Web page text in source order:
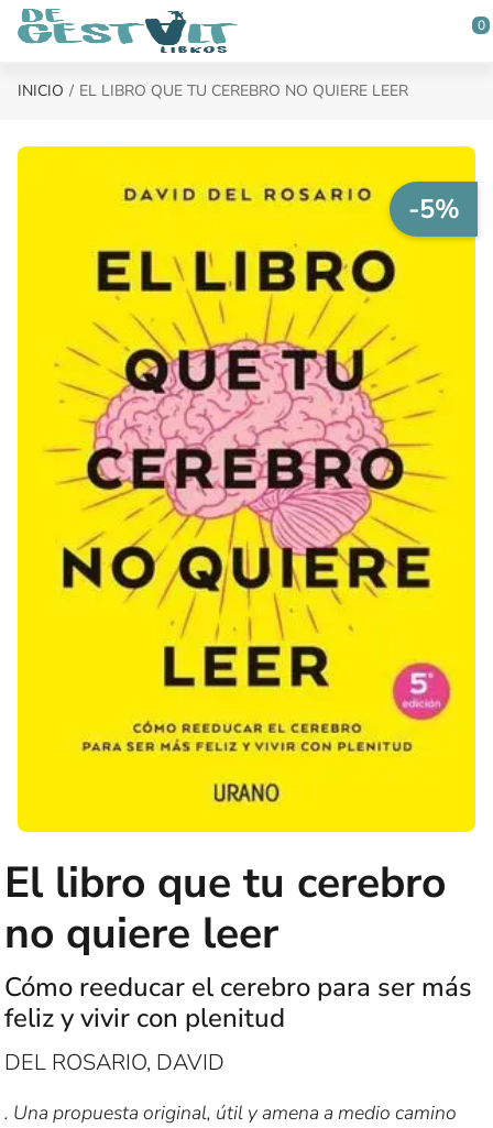
Saltar al contenido principal
0
INICIO EL LIBRO QUE TU CEREBRO NO QUIERE LEER
-5%
El libro que tu cerebro
no quiere leer
Cómo reeducar el cerebro para ser más
feliz y vivir con plenitud
DEL ROSARIO, DAVID
. Una propuesta original, útil y amena a medio camino